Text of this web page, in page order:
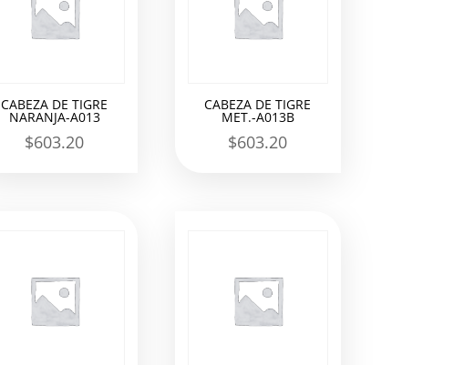
CABEZA DE TIGRE
NARANJA-A013
$603.20
CABEZA DE TIGRE
MET.-A013B
$603.20